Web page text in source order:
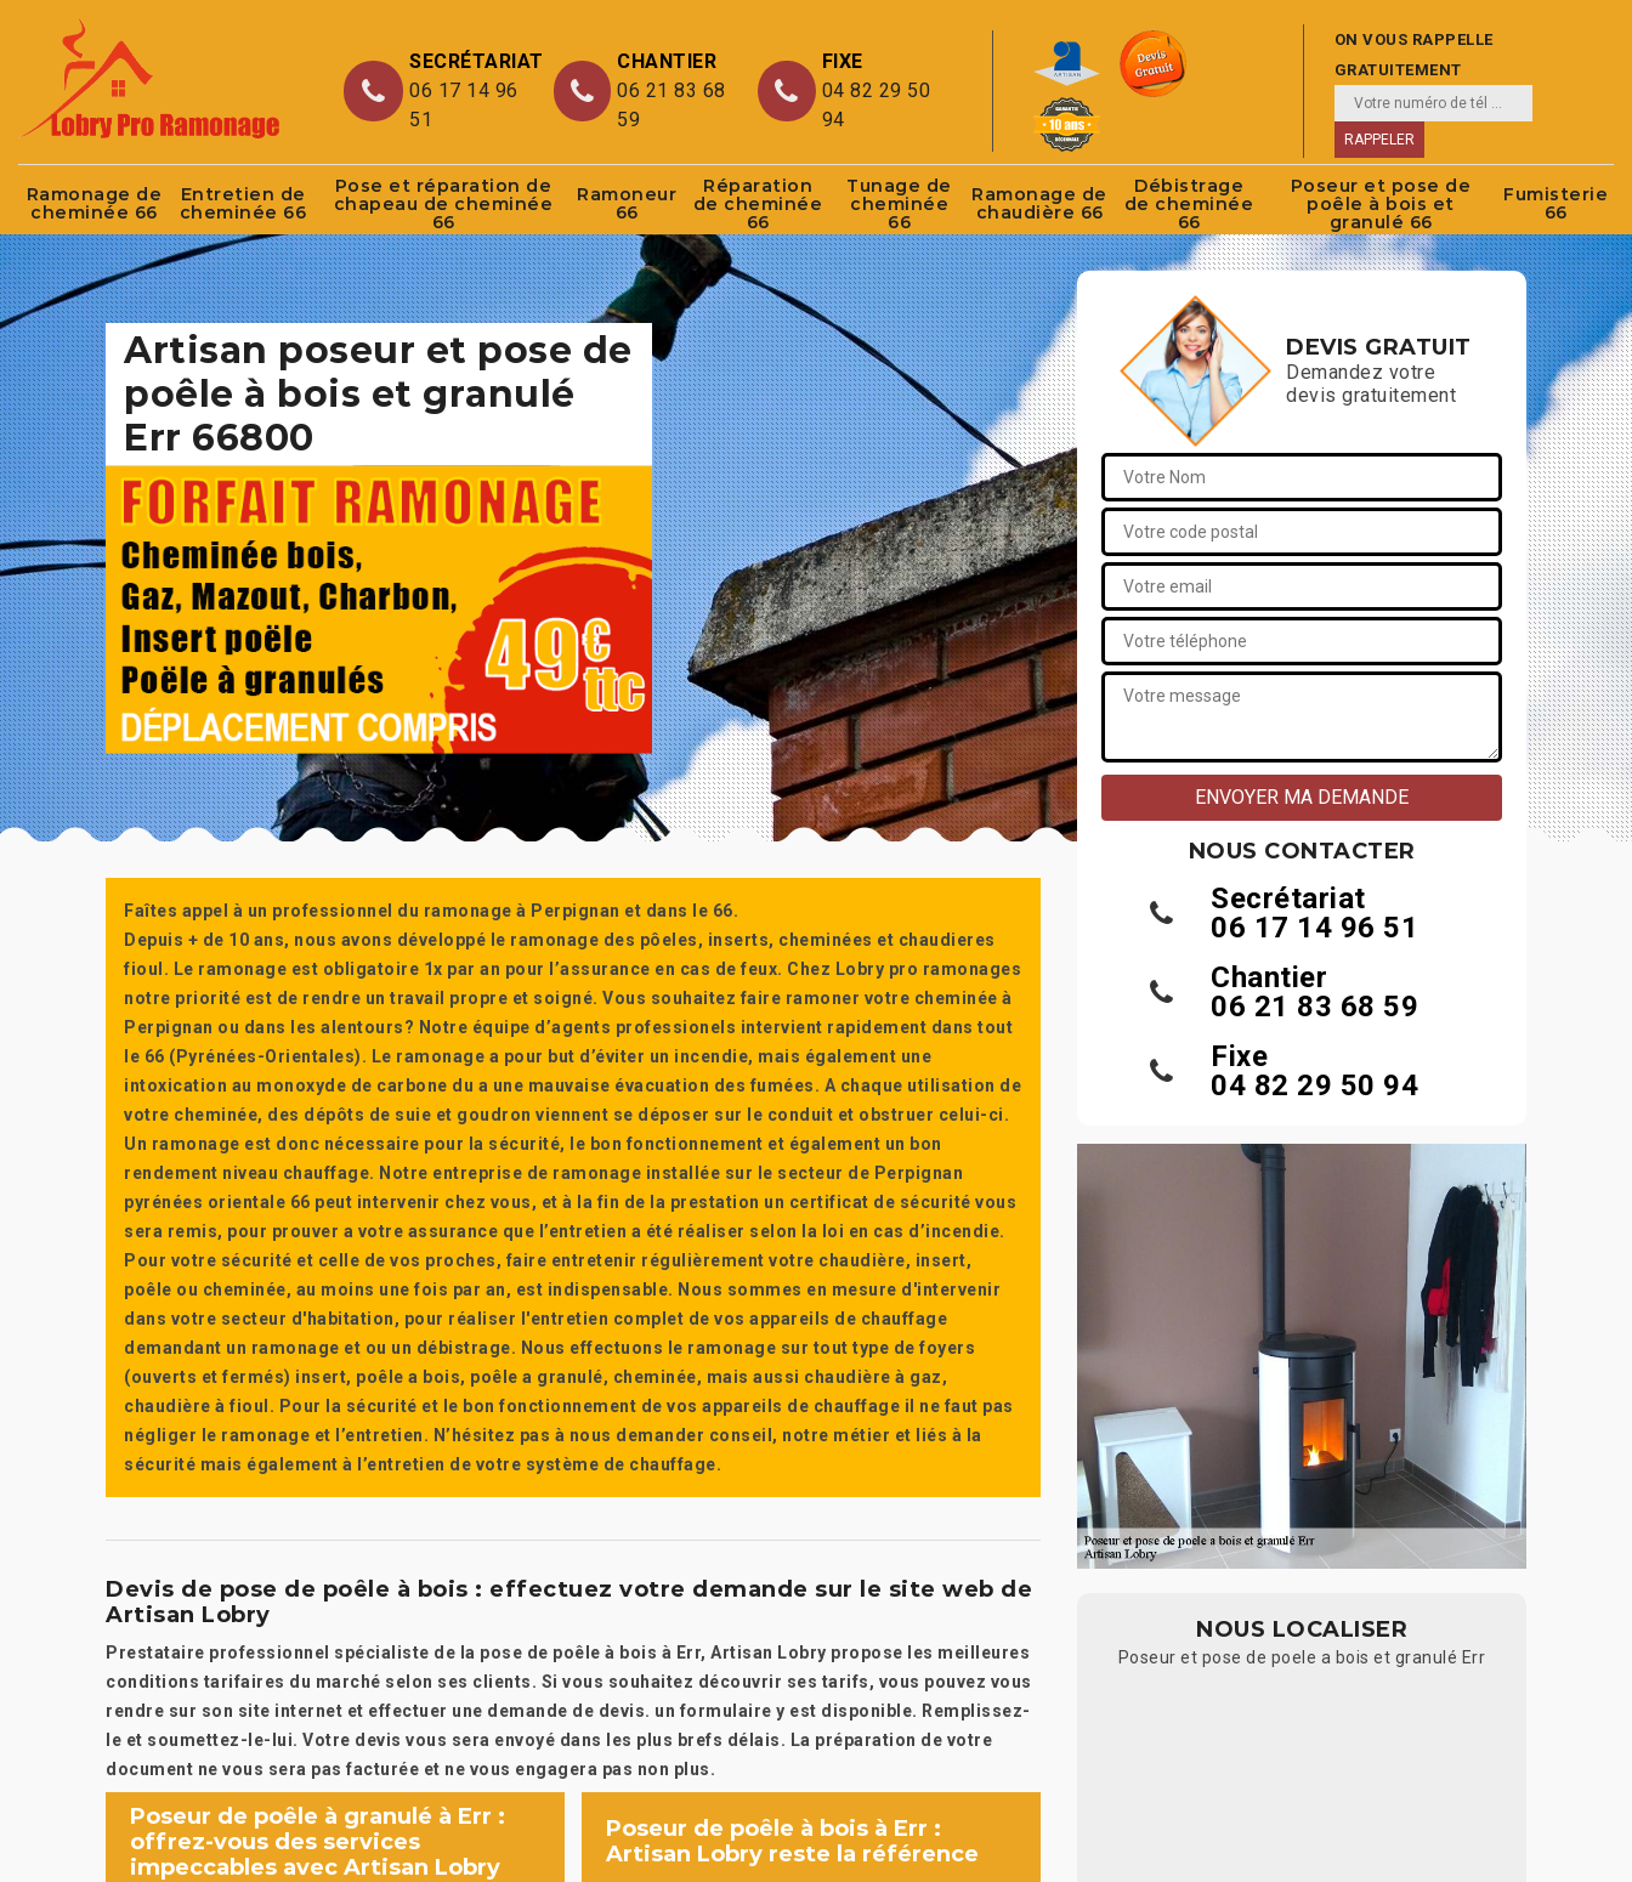
SECRÉTARIAT
06 17 14 96
51
CHANTIER
06 21 83 68
59
FIXE
04 82 29 50
94
ON VOUS RAPPELLE
GRATUITEMENT
Ramonage de
cheminée 66
Entretien de
cheminée 66
Pose et réparation de
chapeau de cheminée
66
Ramoneur
66
Réparation
de cheminée
66
Tunage de
cheminée
66
Ramonage de
chaudière 66
Débistrage
de cheminée
66
Poseur et pose de
poêle à bois et
granulé 66
Fumisterie
66
Artisan poseur et pose de
poêle à bois et granulé
Err 66800
Faîtes appel à un professionnel du ramonage à Perpignan et dans le 66.
Depuis + de 10 ans, nous avons développé le ramonage des pôeles, inserts, cheminées et chaudieres
fioul. Le ramonage est obligatoire 1x par an pour l’assurance en cas de feux. Chez Lobry pro ramonages
notre priorité est de rendre un travail propre et soigné. Vous souhaitez faire ramoner votre cheminée à
Perpignan ou dans les alentours? Notre équipe d’agents professionels intervient rapidement dans tout
le 66 (Pyrénées-Orientales). Le ramonage a pour but d’éviter un incendie, mais également une
intoxication au monoxyde de carbone du a une mauvaise évacuation des fumées. A chaque utilisation de
votre cheminée, des dépôts de suie et goudron viennent se déposer sur le conduit et obstruer celui-ci.
Un ramonage est donc nécessaire pour la sécurité, le bon fonctionnement et également un bon
rendement niveau chauffage. Notre entreprise de ramonage installée sur le secteur de Perpignan
pyrénées orientale 66 peut intervenir chez vous, et à la fin de la prestation un certificat de sécurité vous
sera remis, pour prouver a votre assurance que l’entretien a été réaliser selon la loi en cas d’incendie.
Pour votre sécurité et celle de vos proches, faire entretenir régulièrement votre chaudière, insert,
poêle ou cheminée, au moins une fois par an, est indispensable. Nous sommes en mesure d'intervenir
dans votre secteur d'habitation, pour réaliser l'entretien complet de vos appareils de chauffage
demandant un ramonage et ou un débistrage. Nous effectuons le ramonage sur tout type de foyers
(ouverts et fermés) insert, poêle a bois, poêle a granulé, cheminée, mais aussi chaudière à gaz,
chaudière à fioul. Pour la sécurité et le bon fonctionnement de vos appareils de chauffage il ne faut pas
négliger le ramonage et l’entretien. N’hésitez pas à nous demander conseil, notre métier et liés à la
sécurité mais également à l’entretien de votre système de chauffage.
Devis de pose de poêle à bois : effectuez votre demande sur le site web de
Artisan Lobry
Prestataire professionnel spécialiste de la pose de poêle à bois à Err, Artisan Lobry propose les meilleures
conditions tarifaires du marché selon ses clients. Si vous souhaitez découvrir ses tarifs, vous pouvez vous
rendre sur son site internet et effectuer une demande de devis. un formulaire y est disponible. Remplissez-
le et soumettez-le-lui. Votre devis vous sera envoyé dans les plus brefs délais. La préparation de votre
document ne vous sera pas facturée et ne vous engagera pas non plus.
Poseur de poêle à granulé à Err :
offrez-vous des services
impeccables avec Artisan Lobry
Poseur de poêle à bois à Err :
Artisan Lobry reste la référence
DEVIS GRATUIT
Demandez votre
devis gratuitement
NOUS CONTACTER
Secrétariat
06 17 14 96 51
Chantier
06 21 83 68 59
Fixe
04 82 29 50 94
NOUS LOCALISER
Poseur et pose de poele a bois et granulé Err